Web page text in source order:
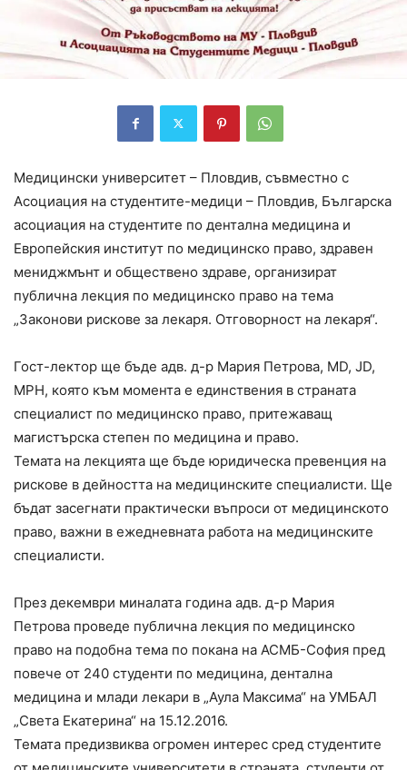
Медицински университет – Пловдив, съвместно с
Асоциация на студентите-медици – Пловдив, Българска
асоциация на студентите по дентална медицина и
Европейския институт по медицинско право, здравен
мениджмънт и обществено здраве, организират
публична лекция по медицинско право на тема
„Законови рискове за лекаря. Отговорност на лекаря“.
Гост-лектор ще бъде адв. д-р Мария Петрова, MD, JD,
MPH, която към момента е единствения в страната
специалист по медицинско право, притежаващ
магистърска степен по медицина и право.
Темата на лекцията ще бъде юридическа превенция на
рискове в дейността на медицинските специалисти. Ще
бъдат засегнати практически въпроси от медицинското
право, важни в ежедневната работа на медицинските
специалисти.
През декември миналата година адв. д-р Мария
Петрова проведе публична лекция по медицинско
право на подобна тема по покана на АСМБ-София пред
повече от 240 студенти по медицина, дентална
медицина и млади лекари в „Аула Максима“ на УМБАЛ
„Света Екатерина“ на 15.12.2016.
Темата предизвиква огромен интерес сред студентите